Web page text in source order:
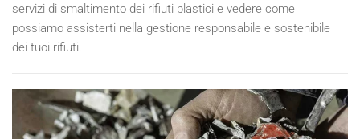
servizi di smaltimento dei rifiuti plastici e vedere come
possiamo assisterti nella gestione responsabile e sostenibile
dei tuoi rifiuti.